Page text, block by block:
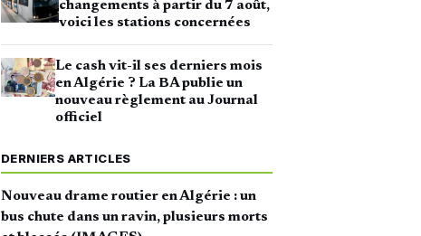
changements à partir du 7 août,
voici les stations concernées
Le cash vit-il ses derniers mois
en Algérie ? La BA publie un
nouveau règlement au Journal
officiel
DERNIERS ARTICLES
Nouveau drame routier en Algérie : un
bus chute dans un ravin, plusieurs morts